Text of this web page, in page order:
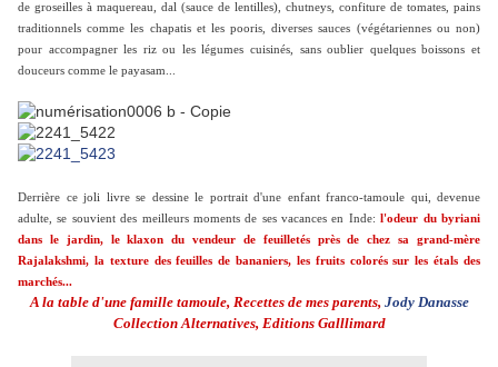
de groseilles à maquereau, dal (sauce de lentilles), chutneys, confiture de tomates, pains
traditionnels comme les chapatis et les pooris, diverses sauces (végétariennes ou non)
pour accompagner les riz ou les légumes cuisinés, sans oublier quelques boissons et
douceurs comme le payasam...
Derrière ce joli livre se dessine le portrait d'une enfant franco-tamoule qui, devenue
adulte, se souvient des meilleurs moments de ses vacances en Inde:l'odeur du byriani
dans le jardin, le klaxon du vendeur de feuilletés près de chez sa grand-mère
Rajalakshmi, la texture des feuilles de bananiers, les fruits colorés sur les étals des
marchés...
A la table d'une famille tamoule, Recettes de mes parents, Jody Danasse
Collection Alternatives, Editions Galllimard